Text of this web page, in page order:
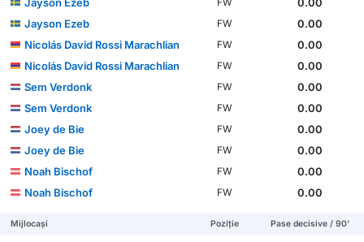
FW
Jayson Ezeb
FW
0.00
Nicolás David Rossi Marachlian
FW
0.00
Nicolás David Rossi Marachlian
FW
0.00
Sem Verdonk
FW
0.00
Sem Verdonk
FW
0.00
Joey de Bie
FW
0.00
Joey de Bie
FW
0.00
Noah Bischof
FW
0.00
Noah Bischof
FW 0.00
Mijlocași Poziție Pase decisive / 90'